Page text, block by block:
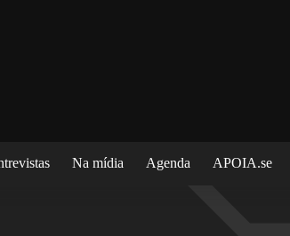
Na mídia Agenda APOIA.se